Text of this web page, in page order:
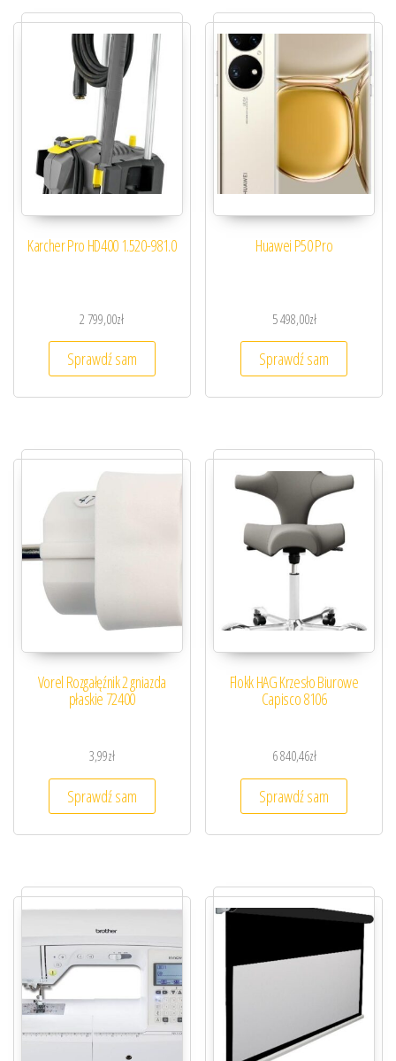
Karcher Pro HD400 1.520-981.0
2 799,00zł
Sprawdź sam
Huawei P50 Pro
5 498,00zł
Sprawdź sam
Vorel Rozgałęźnik 2 gniazda
płaskie 72400
3,99zł
Sprawdź sam
Flokk HAG Krzesło Biurowe
Capisco 8106
6 840,46zł
Sprawdź sam